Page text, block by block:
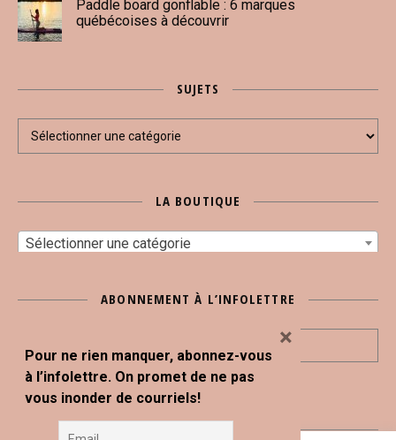
Paddle board gonflable : 6 marques
québécoises à découvrir
SUJETS
Sujets
LA BOUTIQUE
Sélectionner une catégorie
ABONNEMENT À L’INFOLETTRE
Pour ne rien manquer, abonnez-vous
à l’infolettre. On promet de ne pas
vous inonder de courriels!
×